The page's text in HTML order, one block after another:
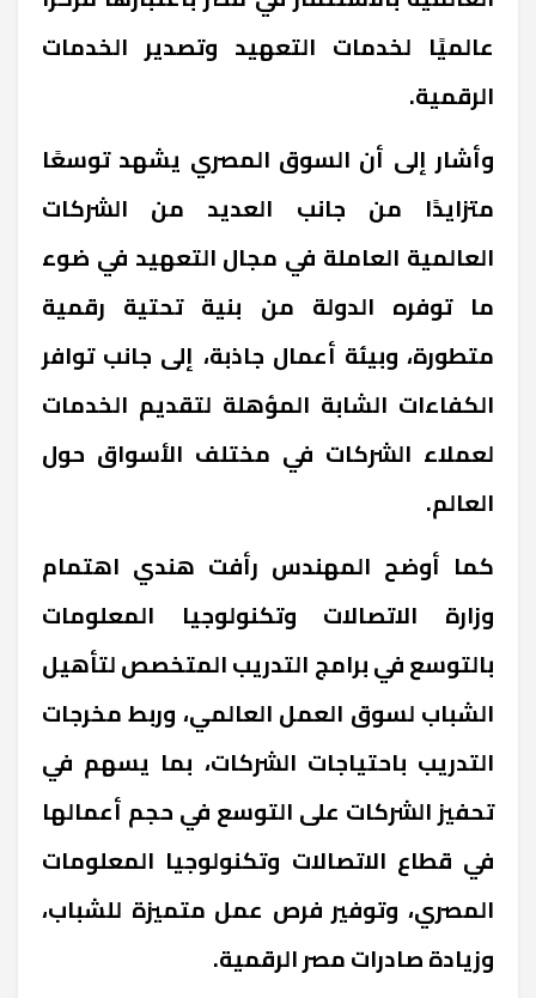
عالميًا لخدمات التعهيد وتصدير الخدمات
الرقمية.
وأشار إلى أن السوق المصري يشهد توسعًا
متزايدًا من جانب العديد من الشركات
العالمية العاملة في مجال التعهيد في ضوء
ما توفره الدولة من بنية تحتية رقمية
متطورة، وبيئة أعمال جاذبة، إلى جانب توافر
الكفاءات الشابة المؤهلة لتقديم الخدمات
لعملاء الشركات في مختلف الأسواق حول
العالم.
كما أوضح المهندس رأفت هندي اهتمام
وزارة الاتصالات وتكنولوجيا المعلومات
بالتوسع في برامج التدريب المتخصص لتأهيل
الشباب لسوق العمل العالمي، وربط مخرجات
التدريب باحتياجات الشركات، بما يسهم في
تحفيز الشركات على التوسع في حجم أعمالها
في قطاع الاتصالات وتكنولوجيا المعلومات
المصري، وتوفير فرص عمل متميزة للشباب،
وزيادة صادرات مصر الرقمية.